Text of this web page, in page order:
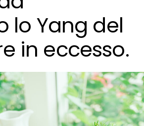
lo Yang del
in eccesso.